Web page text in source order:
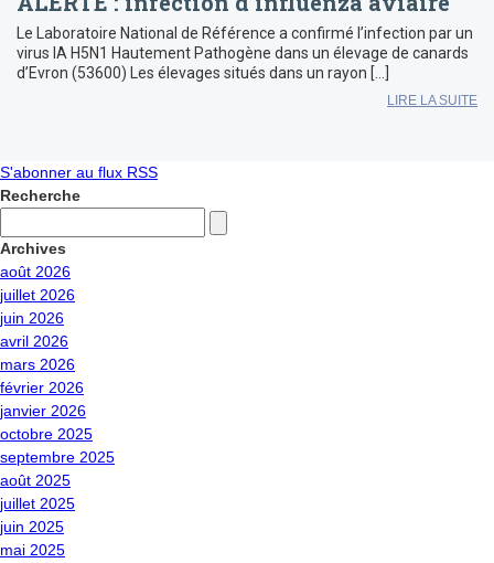
Le Laboratoire National de Référence a confirmé l’infection par un
virus IA H5N1 Hautement Pathogène dans un élevage de canards
d’Evron (53600) Les élevages situés dans un rayon […]
LIRE LA SUITE
S'abonner au flux RSS
Recherche
Archives
août 2026
juillet 2026
juin 2026
avril 2026
mars 2026
février 2026
janvier 2026
octobre 2025
septembre 2025
août 2025
juillet 2025
juin 2025
mai 2025